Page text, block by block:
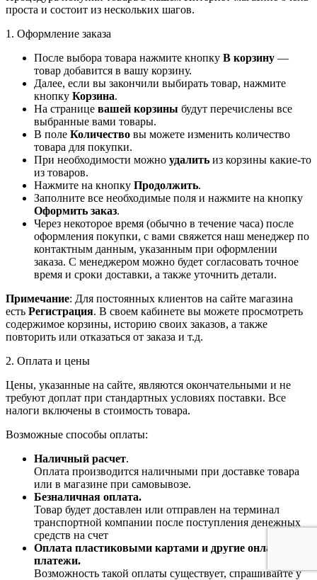
проста и состоит из нескольких шагов.
1. Оформление заказа
После выбора товара нажмите кнопку В корзину —
товар добавится в вашу корзину.
Далее, если вы закончили выбирать товар, нажмите
кнопку Корзина.
На странице вашей корзины будут перечислены все
выбранные вами товары.
В поле Количество вы можете изменить количество
товара для покупки.
При необходимости можно удалить из корзины какие-то
из товаров.
Нажмите на кнопку Продолжить.
Заполните все необходимые поля и нажмите на кнопку
Оформить заказ.
Через некоторое время (обычно в течение часа) после
оформления покупки, с вами свяжется наш менеджер по
контактным данным, указанным при оформлении
заказа. С менеджером можно будет согласовать точное
время и сроки доставки, а также уточнить детали.
Примечание: Для постоянных клиентов на сайте магазина
есть Регистрация. В своем кабинете вы можете просмотреть
содержимое корзины, историю своих заказов, а также
повторить или отказаться от заказа и т.д.
2. Оплата и цены
Цены, указанные на сайте, являются окончательными и не
требуют доплат при стандартных условиях поставки. Все
налоги включены в стоимость товара.
Возможные способы оплаты:
Наличный расчет.
Оплата производится наличными при доставке товара
или в магазине при самовывозе.
Безналичная оплата.
Товар будет доставлен или отправлен на терминал
транспортной компании после поступления денежных
средств на счет
Оплата пластиковыми картами и другие онлайн-
платежи.
Возможность такой оплаты существует, спрашивайте у